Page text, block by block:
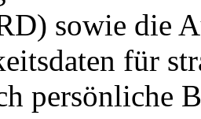
sowie die
für
persönliche